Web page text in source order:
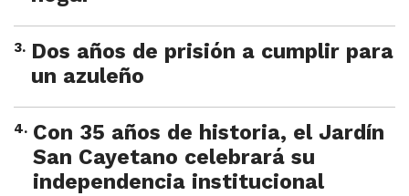
3. Dos años de prisión a cumplir para
un azuleño
4. Con 35 años de historia, el Jardín
San Cayetano celebrará su
independencia institucional